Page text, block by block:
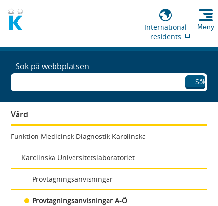
International
residents
Meny
Sök på webbplatsen
Sök
Vård
Funktion Medicinsk Diagnostik Karolinska
Karolinska Universitetslaboratoriet
Provtagningsanvisningar
Provtagningsanvisningar A-Ö